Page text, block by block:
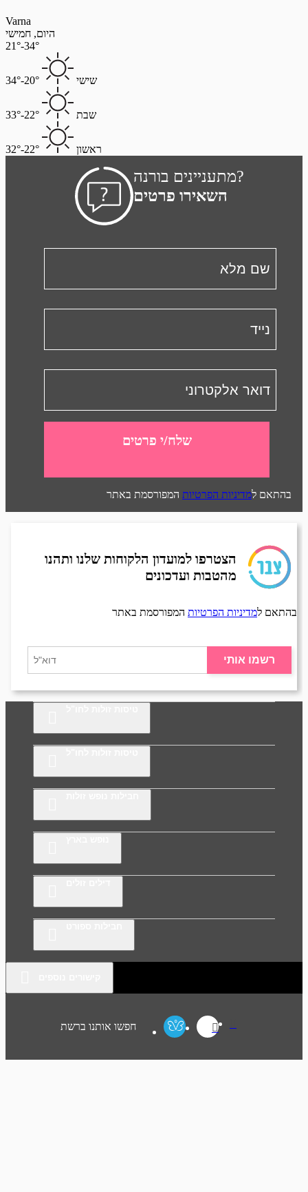
Varna
היום, חמישי
21°-34°
שישי 20°-34°
שבת 22°-33°
ראשון 22°-32°
מתעניינים בורנה?
השאירו פרטים
שלח/י פרטים
בהתאם למדיניות הפרטיות המפורסמת באתר
הצטרפו למועדון הלקוחות שלנו ותהנו
מהטבות ועדכונים
בהתאם למדיניות הפרטיות המפורסמת באתר
רשמו אותי
חפשו אותנו ברשת